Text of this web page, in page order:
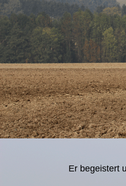
Er begeistert